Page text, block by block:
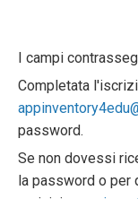
I campi
Completata
password.
Se non dovessi
la password o per